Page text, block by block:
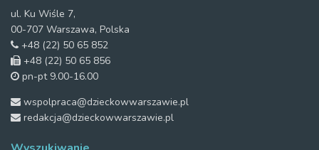
ul. Ku Wiśle 7,
00-707 Warszawa, Polska
+48 (22) 50 65 852
+48 (22) 50 65 856
pn-pt 9.00-16.00
wspolpraca@dzieckowwarszawie.pl
redakcja@dzieckowwarszawie.pl